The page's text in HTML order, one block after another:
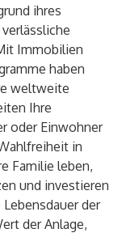
ihres
Immobilien
haben
weltweite
Ihre
oder Einwohner
in
Familie leben,
und investieren
der
der Anlage,